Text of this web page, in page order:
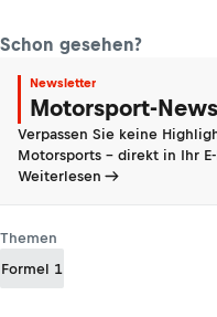
Schon gesehen?
Newsletter
Motorsport-
Verpassen Sie keine
Motorsports - direkt in Ihr
Weiterlesen
Themen
Formel 1